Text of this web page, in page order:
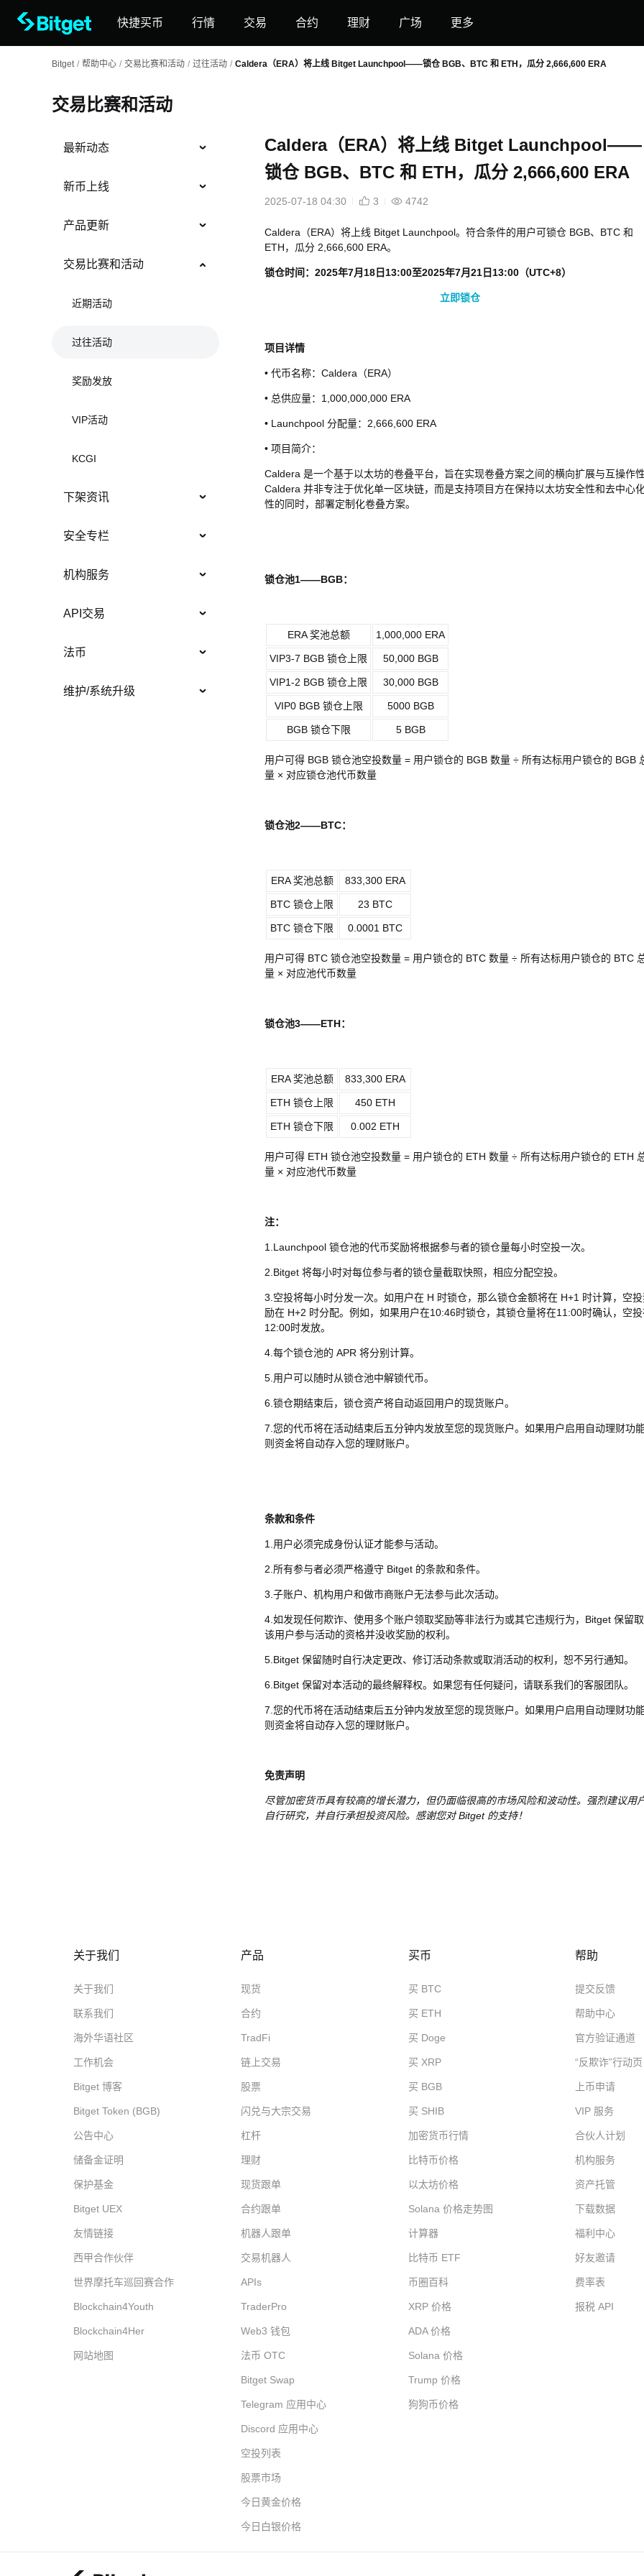
快捷买币 行情 交易 合约 理财 广场 更多
Bitget / 帮助中心 / 交易比赛和活动 / 过往活动 / Caldera（ERA）将上线 Bitget Launchpool——锁仓 BGB、BTC 和 ETH，瓜分 2,666,600 ERA
交易比赛和活动
最新动态
新币上线
产品更新
交易比赛和活动
近期活动
过往活动
奖励发放
VIP活动
KCGI
下架资讯
安全专栏
机构服务
API交易
法币
维护/系统升级
Caldera（ERA）将上线 Bitget Launchpool——
锁仓 BGB、BTC 和 ETH，瓜分 2,666,600 ERA
2025-07-18 04:30 3 4742
Caldera（ERA）将上线 Bitget Launchpool。符合条件的用户可锁仓 BGB、BTC 和
ETH，瓜分 2,666,600 ERA。
锁仓时间： 2025年7月18日13:00至2025年7月21日13:00（UTC+8）
立即锁仓
项目详情
• 代币名称：Caldera（ERA）
• 总供应量：1,000,000,000 ERA
• Launchpool 分配量：2,666,600 ERA
• 项目简介：
Caldera 是一个基于以太坊的卷叠平台，旨在实现卷叠方案之间的横向扩展与互操作性
Caldera 并非专注于优化单一区块链，而是支持项目方在保持以太坊安全性和去中心
性的同时，部署定制化卷叠方案。
锁仓池1——BGB：
ERA 奖池总额 1,000,000 ERA
VIP3-7 BGB 锁仓上限 50,000 BGB
VIP1-2 BGB 锁仓上限 30,000 BGB
VIP0 BGB 锁仓上限 5000 BGB
BGB 锁仓下限 5 BGB
用户可得 BGB 锁仓池空投数量 = 用户锁仓的 BGB 数量 ÷ 所有达标用户锁仓的 BGB
量 × 对应锁仓池代币数量
锁仓池2——BTC：
ERA 奖池总额 833,300 ERA
BTC 锁仓上限 23 BTC
BTC 锁仓下限 0.0001 BTC
用户可得 BTC 锁仓池空投数量 = 用户锁仓的 BTC 数量 ÷ 所有达标用户锁仓的 BTC
量 × 对应池代币数量
锁仓池3——ETH：
ERA 奖池总额 833,300 ERA
ETH 锁仓上限 450 ETH
ETH 锁仓下限 0.002 ETH
用户可得 ETH 锁仓池空投数量 = 用户锁仓的 ETH 数量 ÷ 所有达标用户锁仓的 ETH
量 × 对应池代币数量
注：
1.Launchpool 锁仓池的代币奖励将根据参与者的锁仓量每小时空投一次。
2.Bitget 将每小时对每位参与者的锁仓量截取快照，相应分配空投。
3.空投将每小时分发一次。如用户在 H 时锁仓，那么锁仓金额将在 H+1 时计算，空
励在 H+2 时分配。例如，如果用户在10:46时锁仓，其锁仓量将在11:00时确认，空
12:00时发放。
4.每个锁仓池的 APR 将分别计算。
5.用户可以随时从锁仓池中解锁代币。
6.锁仓期结束后，锁仓资产将自动返回用户的现货账户。
7.您的代币将在活动结束后五分钟内发放至您的现货账户。如果用户启用自动理财功能
则资金将自动存入您的理财账户。
条款和条件
1.用户必须完成身份认证才能参与活动。
2.所有参与者必须严格遵守 Bitget 的条款和条件。
3.子账户、机构用户和做市商账户无法参与此次活动。
4.如发现任何欺诈、使用多个账户领取奖励等非法行为或其它违规行为，Bitget 保留
该用户参与活动的资格并没收奖励的权利。
5.Bitget 保留随时自行决定更改、修订活动条款或取消活动的权利，恕不另行通知。
6.Bitget 保留对本活动的最终解释权。如果您有任何疑问，请联系我们的客服团队。
7.您的代币将在活动结束后五分钟内发放至您的现货账户。如果用户启用自动理财功能
则资金将自动存入您的理财账户。
免责声明
尽管加密货币具有较高的增长潜力，但仍面临很高的市场风险和波动性。强烈建议用
自行研究，并自行承担投资风险。感谢您对 Bitget 的支持！
关于我们
关于我们
联系我们
海外华语社区
工作机会
Bitget 博客
Bitget Token (BGB)
公告中心
储备金证明
保护基金
Bitget UEX
友情链接
西甲合作伙伴
世界摩托车巡回赛合作
Blockchain4Youth
Blockchain4Her
网站地图
产品
现货
合约
TradFi
链上交易
股票
闪兑与大宗交易
杠杆
理财
现货跟单
合约跟单
机器人跟单
交易机器人
APIs
TraderPro
Web3 钱包
法币 OTC
Bitget Swap
Telegram 应用中心
Discord 应用中心
空投列表
股票市场
今日黄金价格
今日白银价格
买币
买 BTC
买 ETH
买 Doge
买 XRP
买 BGB
买 SHIB
加密货币行情
比特币价格
以太坊价格
Solana 价格走势图
计算器
比特币 ETF
币圈百科
XRP 价格
ADA 价格
Solana 价格
Trump 价格
狗狗币价格
帮助
提交反馈
帮助中心
官方验证通道
“反欺诈”行动页
上币申请
VIP 服务
合伙人计划
机构服务
资产托管
下载数据
福利中心
好友邀请
费率表
报税 API